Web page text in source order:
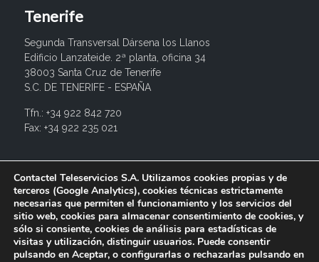
Tenerife
Segunda Transversal Dársena los Llanos
Edificio Lanzateide. 2ª planta, oficina 34
38003 Santa Cruz de Tenerife
S.C. DE TENERIFE - ESPAÑA
Tfn.: +34 922 842 720
Fax: +34 922 235 021
info@contactel.es
Contactel Teleservicios S.A. Utilizamos cookies propias y de
terceros (Google Analytics), cookies técnicas estrictamente
necesarias que permiten el funcionamiento y los servicios del
sitio web, cookies para almacenar consentimiento de cookies, y
sólo si consiente, cookies de análisis para estadísticas de
visitas y utilización, distinguir usuarios. Puede consentir
pulsando en Aceptar, o configurarlas o rechazarlas pulsando en